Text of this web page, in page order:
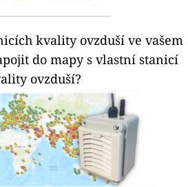
kvality ovzduší ve vašem
do mapy s vlastní stanicí
ovzduší?